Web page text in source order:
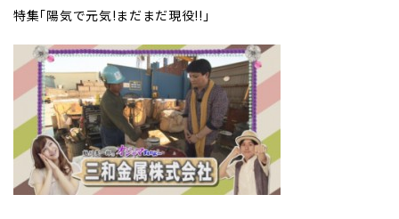
特集｢陽気で元気!まだまだ現役!!｣